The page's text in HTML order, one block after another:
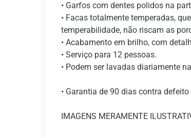
• Garfos com dentes polidos na
• Facas totalmente temperadas,
temperabilidade, não riscam as
• Acabamento em brilho, com
• Serviço para 12 pessoas.
• Podem ser lavadas diariamente
• Garantia de 90 dias contra
IMAGENS MERAMENTE